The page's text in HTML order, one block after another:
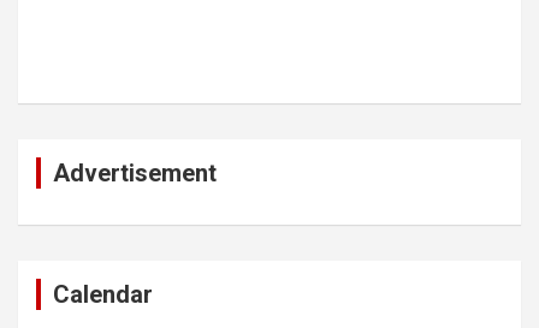
Advertisement
Calendar